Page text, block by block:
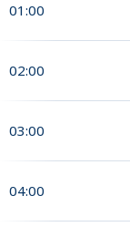
01:00
02:00
03:00
04:00